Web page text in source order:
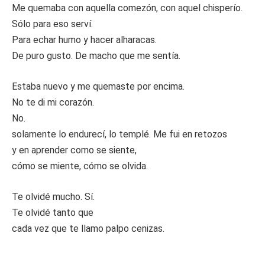
Me quemaba con aquella comezón, con aquel chisperío.
Sólo para eso serví.
Para echar humo y hacer alharacas.
De puro gusto. De macho que me sentía.
Estaba nuevo y me quemaste por encima.
No te di mi corazón.
No.
solamente lo endurecí, lo templé. Me fui en retozos
y en aprender como se siente,
cómo se miente, cómo se olvida.
Te olvidé mucho. Sí.
Te olvidé tanto que
cada vez que te llamo palpo cenizas.